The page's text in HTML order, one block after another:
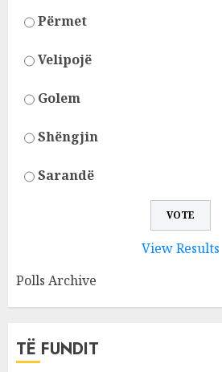
Përmet
Velipojë
Golem
Shëngjin
Sarandë
View Results
Polls Archive
TË FUNDIT